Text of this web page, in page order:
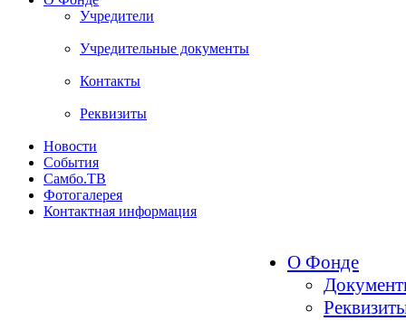
Учредители
Учредительные документы
Контакты
Реквизиты
Новости
События
Самбо.ТВ
Фотогалерея
Контактная информация
О Фонде